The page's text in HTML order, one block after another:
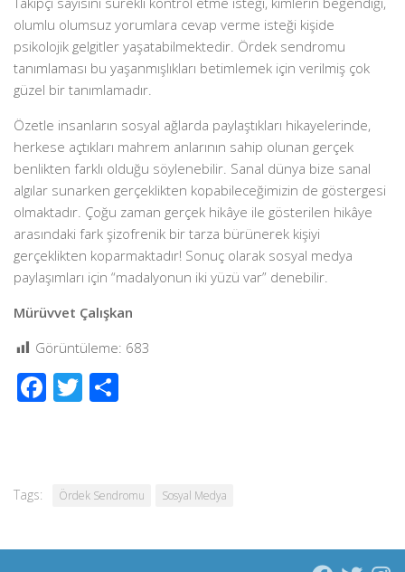
olumlu olumsuz yorumlara cevap verme isteği kişide
psikolojik gelgitler yaşatabilmektedir. Ördek sendromu
tanımlaması bu yaşanmışlıkları betimlemek için verilmiş çok
güzel bir tanımlamadır.
Özetle insanların sosyal ağlarda paylaştıkları hikayelerinde,
herkese açtıkları mahrem anlarının sahip olunan gerçek
benlikten farklı olduğu söylenebilir. Sanal dünya bize sanal
algılar sunarken gerçeklikten kopabileceğimizin de göstergesi
olmaktadır. Çoğu zaman gerçek hikâye ile gösterilen hikâye
arasındaki fark şizofrenik bir tarza bürünerek kişiyi
gerçeklikten koparmaktadır! Sonuç olarak sosyal medya
paylaşımları için “madalyonun iki yüzü var” denebilir.
Mürüvvet Çalışkan
Görüntüleme: 683
Facebook
Twitter
Tags: Ördek Sendromu Sosyal Medya